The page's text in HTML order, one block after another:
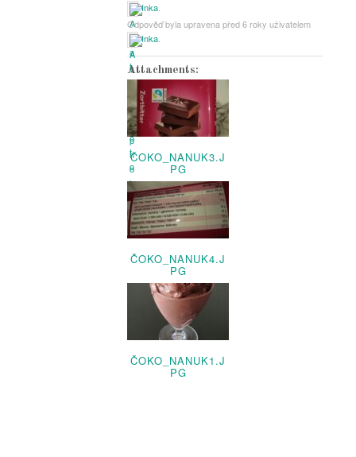
Inka
Odpověď byla upravena před 6 roky uživatelem
Inka
Attachments:
ČOKO_NANUK3.J
PG
ČOKO_NANUK4.J
PG
ČOKO_NANUK1.J
PG